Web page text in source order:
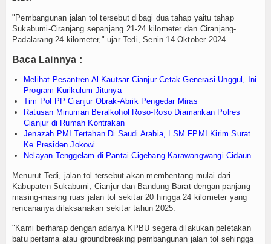
"Pembangunan jalan tol tersebut dibagi dua tahap yaitu tahap
Sukabumi-Ciranjang sepanjang 21-24 kilometer dan Ciranjang-
Padalarang 24 kilometer," ujar Tedi, Senin 14 Oktober 2024.
Baca Lainnya :
Melihat Pesantren Al-Kautsar Cianjur Cetak Generasi Unggul, Ini
Program Kurikulum Jitunya
Tim Pol PP Cianjur Obrak-Abrik Pengedar Miras
Ratusan Minuman Beralkohol Roso-Roso Diamankan Polres
Cianjur di Rumah Kontrakan
Jenazah PMI Tertahan Di Saudi Arabia, LSM FPMI Kirim Surat
Ke Presiden Jokowi
Nelayan Tenggelam di Pantai Cigebang Karawangwangi Cidaun
Menurut Tedi, jalan tol tersebut akan membentang mulai dari
Kabupaten Sukabumi, Cianjur dan Bandung Barat dengan panjang
masing-masing ruas jalan tol sekitar 20 hingga 24 kilometer yang
rencananya dilaksanakan sekitar tahun 2025.
"Kami berharap dengan adanya KPBU segera dilakukan peletakan
batu pertama atau groundbreaking pembangunan jalan tol sehingga